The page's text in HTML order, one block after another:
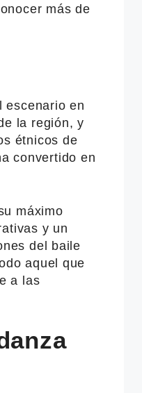
más de
escenario en
la región, y
étnicos de
convertido en
máximo
y un
del baile
aquel que
a las